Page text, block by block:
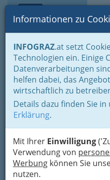
Informationen zu
INFOGRAZ.at setzt
Technologien ein. Einige
Datenverarbeitungen
helfen dabei, das
wirtschaftlich zu
Details dazu finden Sie
Erklärung.
Mit Ihrer Einwilligung
Verwendung von
Werbung können Sie
nutzen.
Home Lifestyle
Hoamat -
Freizeit in der Steiermark
Steiermark
Und die
Ob Sie nun Wandern,
Reiten oder auf einem
wollen – im Winter
oder auf über 2000 km